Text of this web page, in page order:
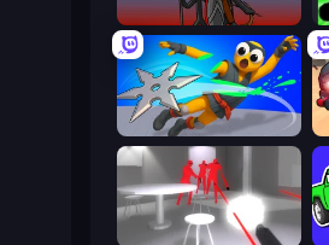
Stick War
Ninja Swipe Strike
SuperHot